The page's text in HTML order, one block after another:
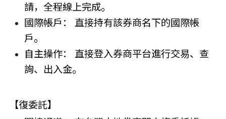
請，全程線上完成。
國際帳戶： 直接持有該券商名下的國際帳
戶。
自主操作： 直接登入券商平台進行交易、查
詢、出入金。
【復委託】